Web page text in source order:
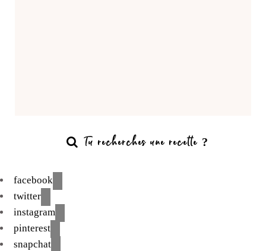
facebook
twitter
instagram
pinterest
snapchat